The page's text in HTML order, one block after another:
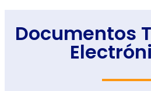
Documentos